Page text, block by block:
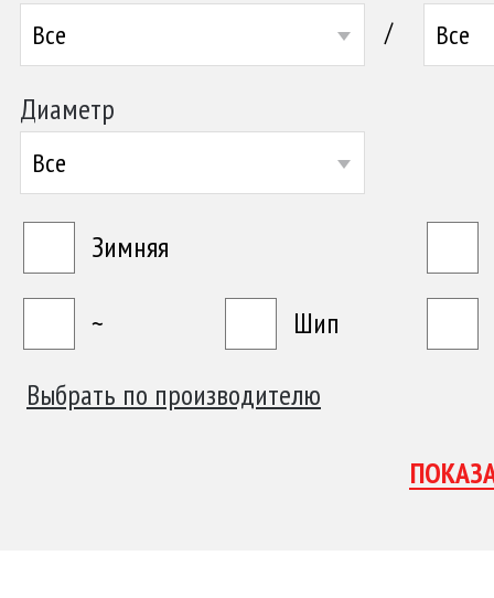
Все / Все
Диаметр
Все
Зимняя
~
Шип
Выбрать по производителю